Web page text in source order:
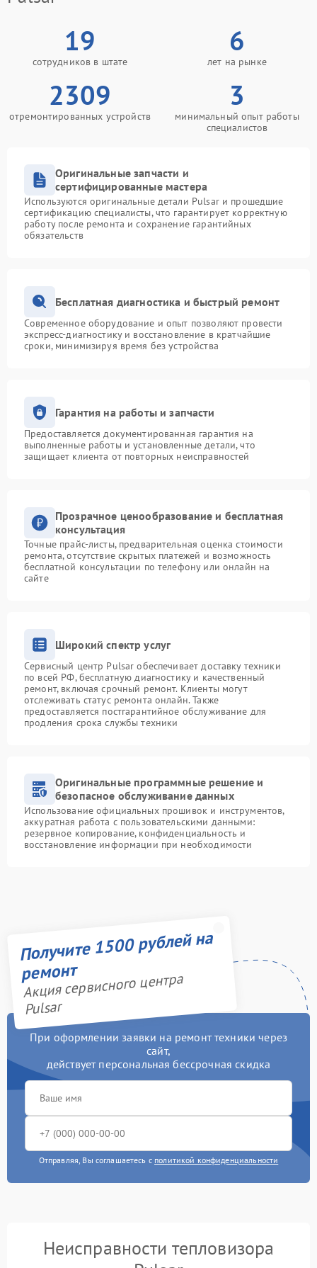
19
сотрудников в штате
6
лет на рынке
2309
отремонтированных устройств
3
минимальный опыт работы
специалистов
Оригинальные запчасти и
сертифицированные мастера
Используются оригинальные детали Pulsar и прошедшие
сертификацию специалисты, что гарантирует корректную
работу после ремонта и сохранение гарантийных
обязательств
Бесплатная диагностика и быстрый ремонт
Современное оборудование и опыт позволяют провести
экспресс-диагностику и восстановление в кратчайшие
сроки, минимизируя время без устройства
Гарантия на работы и запчасти
Предоставляется документированная гарантия на
выполненные работы и установленные детали, что
защищает клиента от повторных неисправностей
Прозрачное ценообразование и бесплатная
консультация
Точные прайс-листы, предварительная оценка стоимости
ремонта, отсутствие скрытых платежей и возможность
бесплатной консультации по телефону или онлайн на
сайте
Широкий спектр услуг
Сервисный центр Pulsar обеспечивает доставку техники
по всей РФ, бесплатную диагностику и качественный
ремонт, включая срочный ремонт. Клиенты могут
отслеживать статус ремонта онлайн. Также
предоставляется постгарантийное обслуживание для
продления срока службы техники
Оригинальные программные решение и
безопасное обслуживание данных
Использование официальных прошивок и инструментов,
аккуратная работа с пользовательскими данными:
резервное копирование, конфиденциальность и
восстановление информации при необходимости
Получите 1500 рублей на
ремонт
Акция сервисного центра
Pulsar
При оформлении заявки на ремонт техники через
сайт,
действует персональная бессрочная скидка
Отправляя, Вы соглашаетесь с политикой конфиденциальности
Неисправности тепловизора